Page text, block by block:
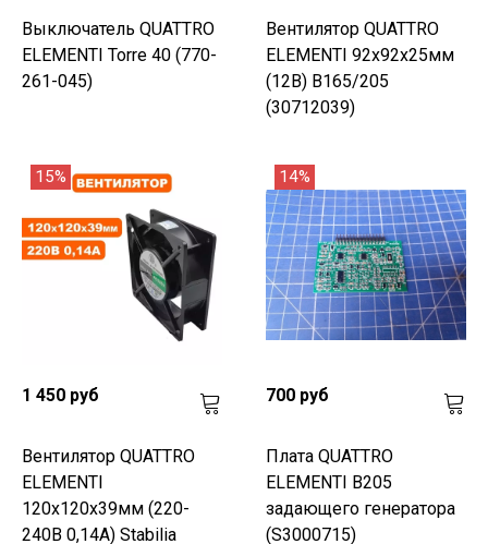
Выключатель QUATTRO
ELEMENTI Torre 40 (770-
261-045)
Вентилятор QUATTRO
ELEMENTI 92х92х25мм
(12В) B165/205
(30712039)
15%
1 450 руб
Вентилятор QUATTRO
ELEMENTI
120х120х39мм (220-
240В 0,14А) Stabilia
14%
700 руб
Плата QUATTRO
ELEMENTI B205
задающего генератора
(S3000715)